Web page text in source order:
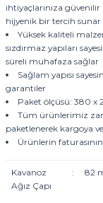
ihtiyaçlarınıza
hijyenik bir tercih sunar
Yüksek kaliteli
sızdırmaz yapıları
süreli muhafaza sağlar
Sağlam yapısı
garantiler
Paket ölçüsü: 380 x
Tüm ürünlerimiz
paketlenerek kargoya
Ürünlerin
Kavanoz
Ağız Çapı
: 82